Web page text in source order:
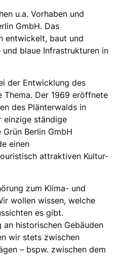
u.a. Vorhaben und
GmbH. Das
entwickelt, baut und
blaue Infrastrukturen in
der Entwicklung des
Thema. Der 1969 eröffnete
des Plänterwalds in
einzige ständige
Berlin GmbH
einen
attraktiven Kultur-
zum Klima- und
wollen wissen, welche
es gibt.
historischen Gebäuden
wir stets zwischen
– bspw. zwischen dem